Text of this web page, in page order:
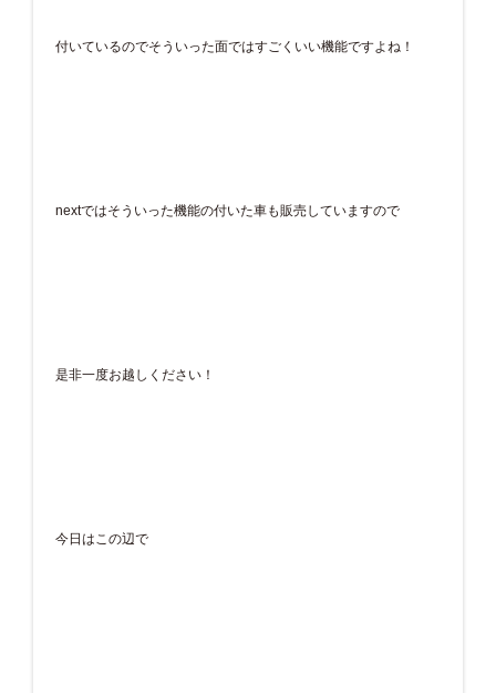
付いているのでそういった面ではすごくいい機能ですよね！
nextではそういった機能の付いた車も販売していますので
是非一度お越しください！
今日はこの辺で